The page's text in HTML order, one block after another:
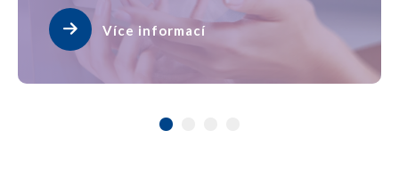
Více informací